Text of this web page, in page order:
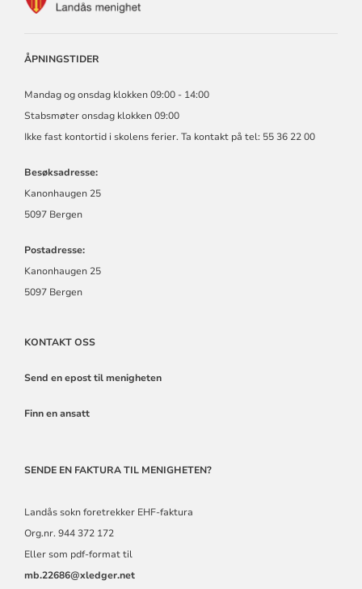
ÅPNINGSTIDER
Mandag og onsdag klokken 09:00 - 14:00
Stabsmøter onsdag klokken 09:00
Ikke fast kontortid i skolens ferier. Ta kontakt på tel: 55 36 22 00
Besøksadresse:
Kanonhaugen 25
5097 Bergen
Postadresse:
Kanonhaugen 25
5097 Bergen
KONTAKT OSS
Send en epost til menigheten
Finn en ansatt
SENDE EN FAKTURA TIL MENIGHETEN?
Landås sokn foretrekker EHF-faktura
Org.nr. 944 372 172
Eller som pdf-format til
mb.22686@xledger.net